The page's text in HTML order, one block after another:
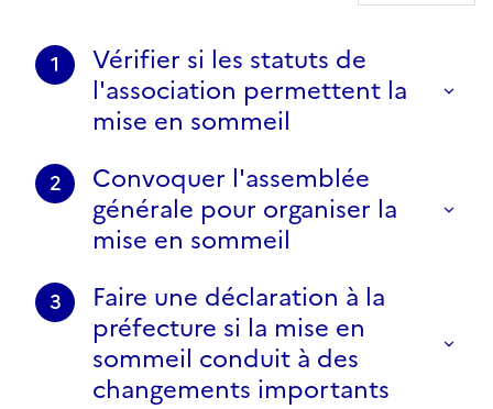
1
Vérifier si les statuts de
l'association permettent la
mise en sommeil
2
Convoquer l'assemblée
générale pour organiser la
mise en sommeil
3
Faire une déclaration à la
préfecture si la mise en
sommeil conduit à des
changements importants